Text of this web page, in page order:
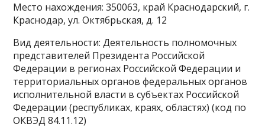
Место нахождения: 350063, край Краснодарский, г.
Краснодар, ул. Октябрьская, д. 12
Вид деятельности: Деятельность полномочных
представителей Президента Российской
Федерации в регионах Российской Федерации и
территориальных органов федеральных органов
исполнительной власти в субъектах Российской
Федерации (республиках, краях, областях) (код по
ОКВЭД 84.11.12)